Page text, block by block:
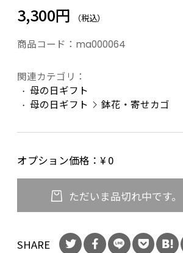
3,300円 （税込）
商品コード： ma000064
関連カテゴリ：
母の日ギフト
母の日ギフト
鉢花・寄せカゴ
オプション価格：¥ 0
ただいま品切れ中です。
SHARE